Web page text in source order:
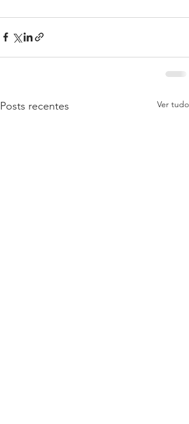
Posts recentes Ver tudo